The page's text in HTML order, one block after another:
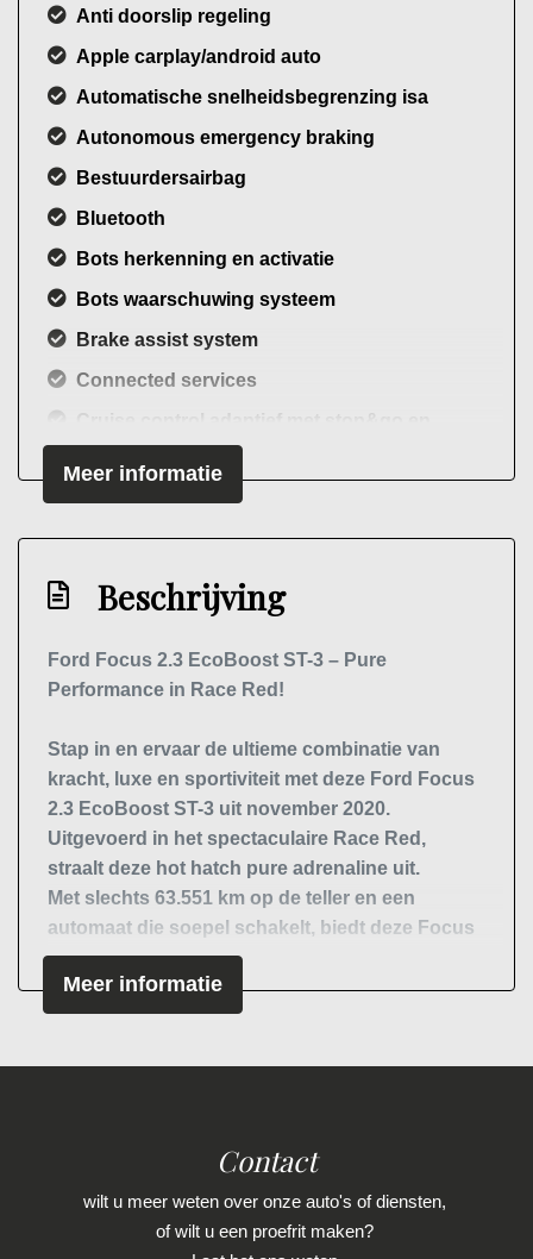
Anti doorslip regeling
Apple carplay/android auto
Automatische snelheidsbegrenzing isa
Autonomous emergency braking
Bestuurdersairbag
Bluetooth
Bots herkenning en activatie
Bots waarschuwing systeem
Brake assist system
Connected services
Cruise control adaptief met stop&go en
stuurhulp
Elektronisch stabiliteits programma
Elektronische remkrachtverdeling
Full-led koplampen
Hoofd airbag(s) voor
Keyless start
Kruisend verkeer detectie
Led mistlampen
Passagiersairbag
Rijstrooksensor met correctie
Uitwijk assistent
Achterbank in delen neerklapbaar
Airco
Airco automatisch
Meer informatie
Beschrijving
Ford Focus 2.3 EcoBoost ST-3 – Pure
Performance in Race Red!
Stap in en ervaar de ultieme combinatie van
kracht, luxe en sportiviteit met deze Ford Focus
2.3 EcoBoost ST-3 uit november 2020.
Uitgevoerd in het spectaculaire Race Red ,
straalt deze hot hatch pure adrenaline uit.
Met slechts 63.551 km op de teller en een
automaat die soepel schakelt, biedt deze Focus
ST ongekend rijplezier. De
motorlevert een krachtige performance, terwijl
luxe opties zorgen voor een high-tech en
voor ontspannen lange ritten.
Head-Up Display – Houd je ogen op de weg
terwijl je alle belangrijke info ziet.
Panoramadak – Voor een extra ruimtelijk
Meer informatie
Contact
wilt u meer weten over onze auto's of diensten,
of wilt u een proefrit maken?